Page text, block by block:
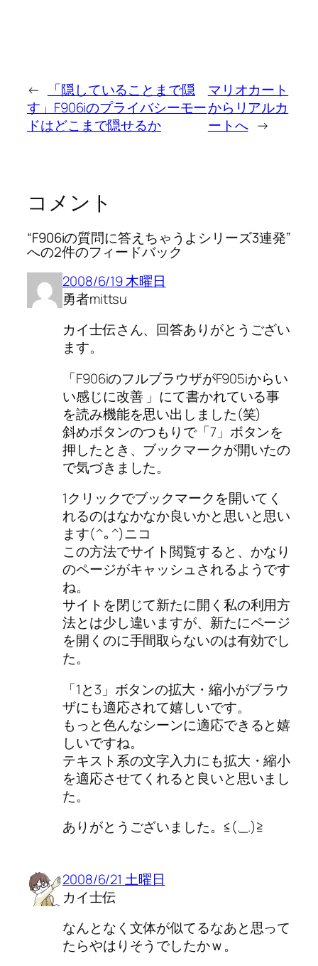
←
「隠していることまで隠
す」F906iのプライバシーモー
ドはどこまで隠せるか
マリオカート
からリアルカ
ートへ →
コメント
“F906iの質問に答えちゃうよシリーズ3連発”
への2件のフィードバック
2008/6/19 木曜日
勇者mittsu
カイ士伝さん、回答ありがとうござい
ます。
「F906iのフルブラウザがF905iからい
い感じに改善 」にて書かれている事
を読み機能を思い出しました(笑)
斜めボタンのつもりで「7」ボタンを
押したとき、ブックマークが開いたの
で気づきました。
1クリックでブックマークを開いてく
れるのはなかなか良いかと思いと思い
ます(^｡^)ニコ
この方法でサイト閲覧すると、かなり
のページがキャッシュされるようです
ね。
サイトを閉じて新たに開く私の利用方
法とは少し違いますが、新たにページ
を開くのに手間取らないのは有効でし
た。
「1と3」ボタンの拡大・縮小がブラウ
ザにも適応されて嬉しいです。
もっと色んなシーンに適応できると嬉
しいですね。
テキスト系の文字入力にも拡大・縮小
を適応させてくれると良いと思いまし
た。
ありがとうございました。≦(._.)≧
2008/6/21 土曜日
カイ士伝
なんとなく文体が似てるなあと思って
たらやはりそうでしたかｗ。